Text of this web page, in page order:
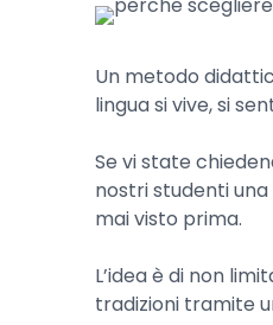
Un metodo
lingua si vive, si
Se vi state
nostri studenti una
mai visto prima.
L’idea è di non
tradizioni tramite